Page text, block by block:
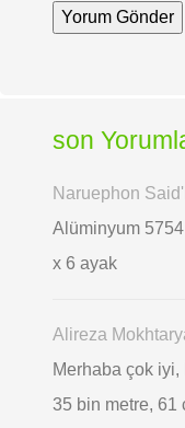
son
Naruephon
Alüminyum 5754
x 6 ayak
Alireza
Merhaba çok iyi,
35 bin metre, 61